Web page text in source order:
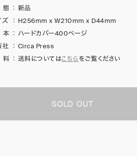
： 新品
ズ
： H256mm x W210mm x D44mm
： ハードカバー400ページ
社 ： Circa Press
： 送料についてはこちらをご覧ください
SOLD OUT